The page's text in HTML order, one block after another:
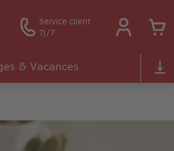
Service client
7j/7
& Vacances